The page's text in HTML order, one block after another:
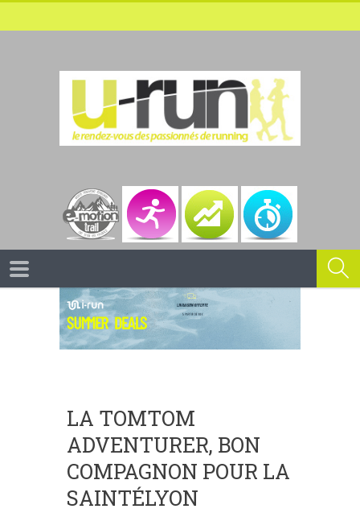
LA TOMTOM
ADVENTURER, BON
COMPAGNON POUR LA
SAINTÉLYON